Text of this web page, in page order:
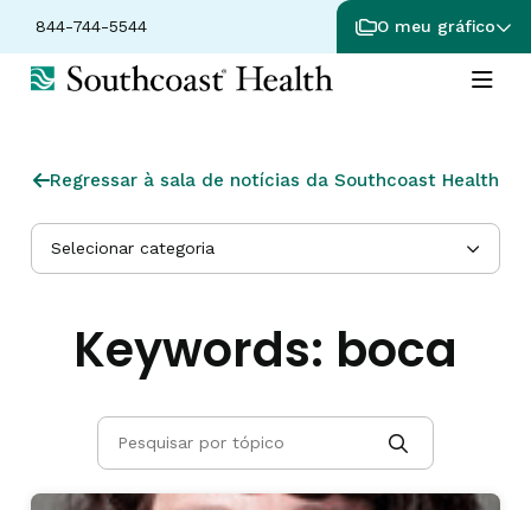
844-744-5544 O meu gráfico
Regressar à sala de notícias da Southcoast Health
Selecionar categoria
Keywords: boca